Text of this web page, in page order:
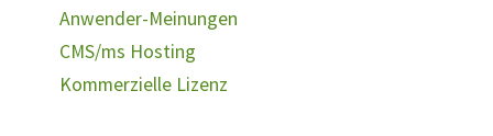
Anwender-Meinungen
CMS/ms Hosting
Kommerzielle Lizenz